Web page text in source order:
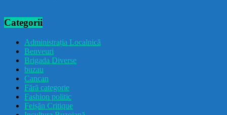
Categorii
Administrația Localnică
Benveuri
Brigada Diverse
buzau
Cancan
Fără categorie
Fashion politic
Feișăn Critique